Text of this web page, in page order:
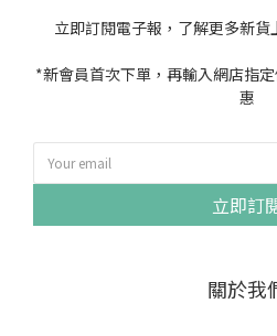
立即訂閱電子報，了解更多新貨
*新會員首次下單，再輸入網店指
惠
立即訂
關於我